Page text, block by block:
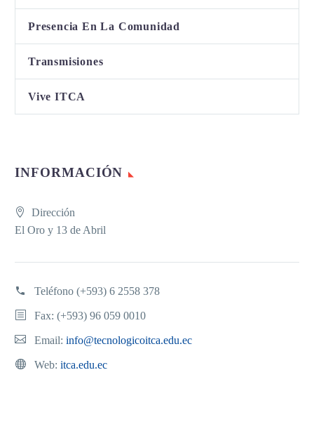
Presencia En La Comunidad
Transmisiones
Vive ITCA
INFORMACIÓN
Dirección
El Oro y 13 de Abril
Teléfono (+593) 6 2558 378
Fax: (+593) 96 059 0010
Email: info@tecnologicoitca.edu.ec
Web: itca.edu.ec